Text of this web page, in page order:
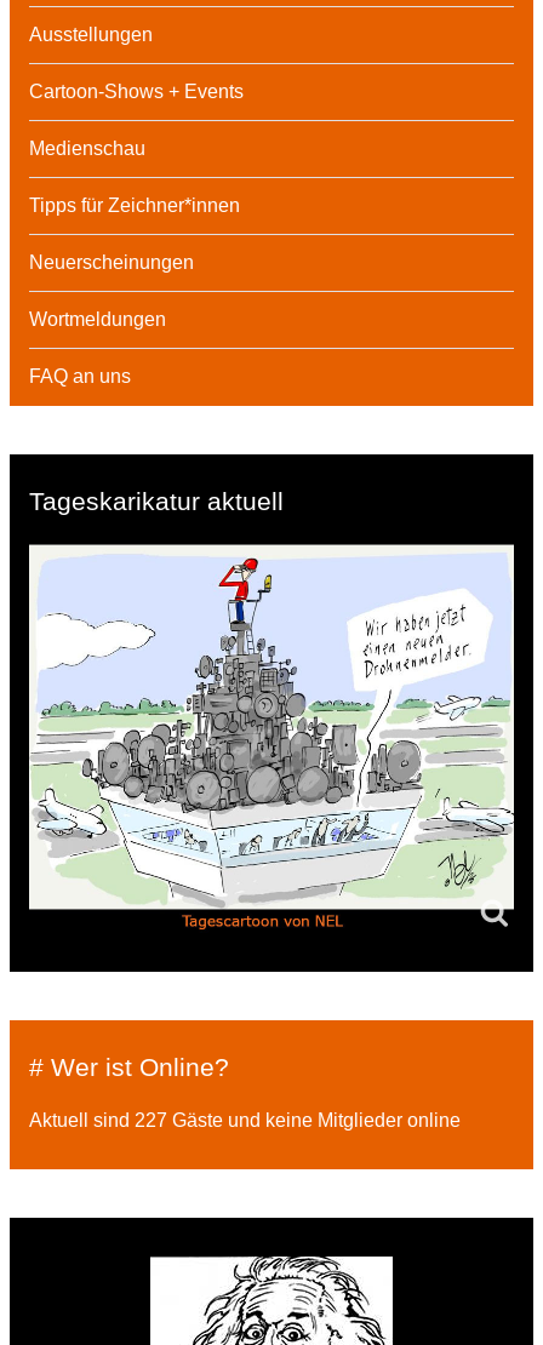
Ausstellungen
Cartoon-Shows + Events
Medienschau
Tipps für Zeichner*innen
Neuerscheinungen
Wortmeldungen
FAQ an uns
Tageskarikatur aktuell
# Wer ist Online?
Aktuell sind 227 Gäste und keine Mitglieder online